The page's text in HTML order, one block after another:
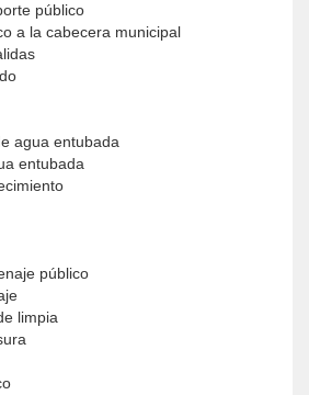
público
a la cabecera municipal
agua entubada
entubada
público
limpia